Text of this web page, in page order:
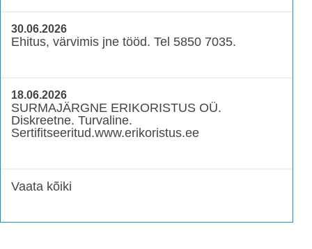
30.06.2026
Ehitus, värvimis jne tööd. Tel 5850 7035.
18.06.2026
SURMAJÄRGNE ERIKORISTUS OÜ.
Diskreetne. Turvaline.
Sertifitseeritud.www.erikoristus.ee
Vaata kõiki